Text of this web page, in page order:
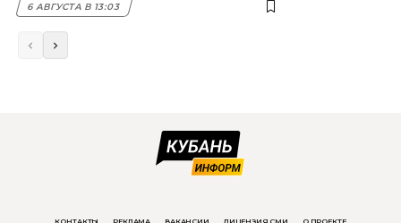
6 АВГУСТА В 13:03
КОНТАКТЫ РЕКЛАМА ВАКАНСИИ ЛИЦЕНЗИЯ СМИ О ПРОЕКТЕ